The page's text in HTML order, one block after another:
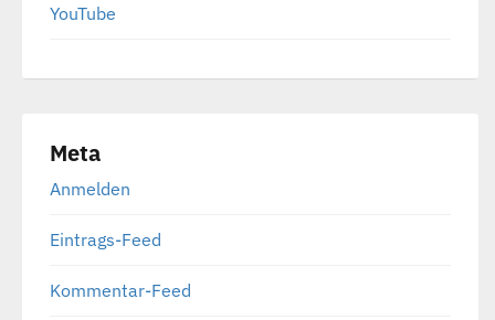
YouTube
Meta
Anmelden
Eintrags-Feed
Kommentar-Feed